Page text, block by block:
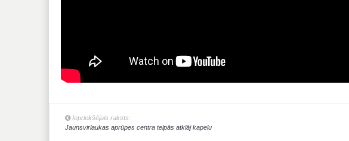
Iepriekšējais raksts:
Jaunsvirlaukas aprūpes centra telpās atklāj kapelu